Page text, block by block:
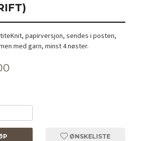
papirversjon, sendes i posten,
med garn, minst 4 nøster.
ØNSKELISTE